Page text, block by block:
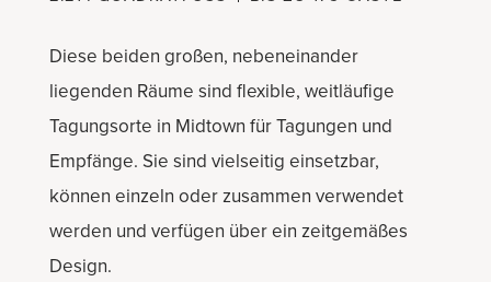
Diese beiden großen, nebeneinander
liegenden Räume sind flexible, weitläufige
Tagungsorte in Midtown für Tagungen und
Empfänge. Sie sind vielseitig einsetzbar,
können einzeln oder zusammen verwendet
werden und verfügen über ein zeitgemäßes
Design.